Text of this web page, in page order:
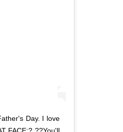
Day. I love